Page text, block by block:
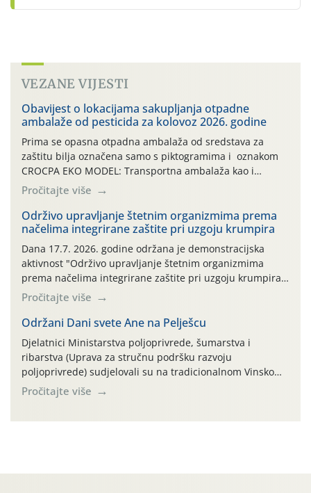
VEZANE VIJESTI
Obavijest o lokacijama sakupljanja otpadne
ambalaže od pesticida za kolovoz 2026. godine
Prima se opasna otpadna ambalaža od sredstava za
zaštitu bilja označena samo s piktogramima i oznakom
CROCPA EKO MODEL: Transportna ambalaža kao i
ambalaža drugih proizvoda koji nisu sredstva za zaštitu
bilja (npr. ambalaža od mineralnih gnojiva,) se ne
prihvaća. Korisnicima je osiguran besplatni povrat
prazne ambalaže isključivo ovih tvrtki: AGROCHEM-MAKS,
AGRONOM, ALBAUGH TKI* (PINUS […]
Pročitajte više
Održivo upravljanje štetnim organizmima prema
načelima integrirane zaštite pri uzgoju krumpira
Dana 17.7. 2026. godine održana je demonstracijska
aktivnost "Održivo upravljanje štetnim organizmima
prema načelima integrirane zaštite pri uzgoju krumpira"
na pokusnom polju "Poredje", kraj naselja Belica (ARKOD
parcela ID 2445031) (središnji dio Međimurske županije).
Pročitajte više
Održani Dani svete Ane na Pelješcu
Djelatnici Ministarstva poljoprivrede, šumarstva i
ribarstva (Uprava za stručnu podršku razvoju
poljoprivrede) sudjelovali su na tradicionalnom Vinskom
forumu, održanom 24.07.2026. godine u Domu vinarske
tradicije u Putnikovićima na poluotoku Pelješcu, u
Pročitajte više